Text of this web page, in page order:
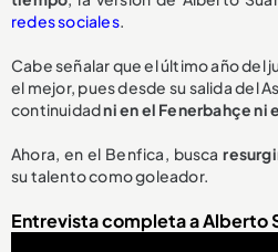
redes sociales.
Cabe señalar que el último año del
el mejor, pues desde su salida del
continuidadni en el Fenerbahçe ni
Ahora, en el Benfica, busca
su talento como goleador.
Entrevista completa a Alberto